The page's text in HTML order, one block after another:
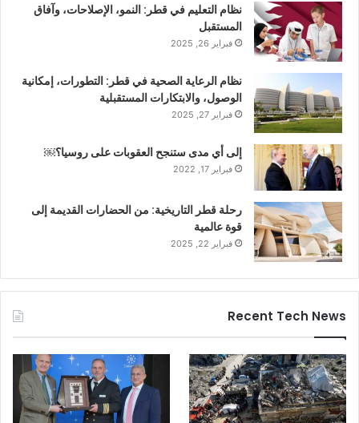
نظام التعليم في قطر: النمو، الإصلاحات، وآفاق
المستقبل
فبراير 26, 2025
نظام الرعاية الصحية في قطر: التطورات، إمكانية
الوصول، والابتكارات المستقبلية
فبراير 27, 2025
إلى أي مدى ستنجح العقوبات على روسيا؟￼
فبراير 17, 2022
رحلة قطر التاريخية: من الحضارات القديمة إلى
قوة عالمية
فبراير 22, 2025
Recent Tech News